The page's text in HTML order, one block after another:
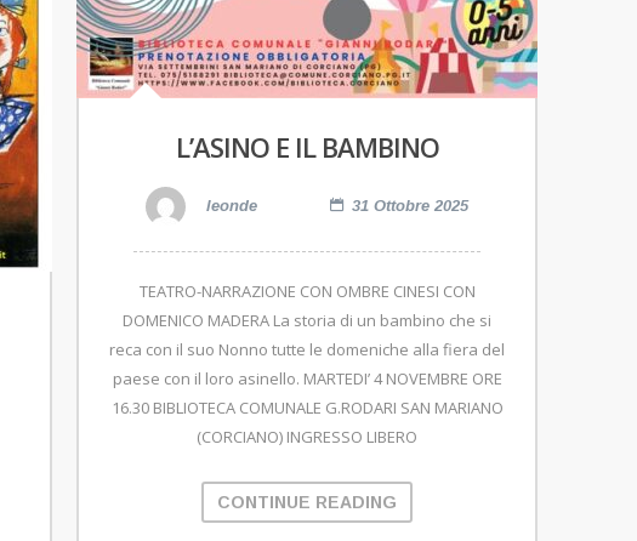
L’ASINO E IL BAMBINO
leonde 31 Ottobre 2025
TEATRO-NARRAZIONE CON OMBRE CINESI CON
DOMENICO MADERA La storia di un bambino che si
reca con il suo Nonno tutte le domeniche alla fiera del
paese con il loro asinello. MARTEDI’ 4 NOVEMBRE ORE
16.30 BIBLIOTECA COMUNALE G.RODARI SAN MARIANO
(CORCIANO) INGRESSO LIBERO
CONTINUE READING